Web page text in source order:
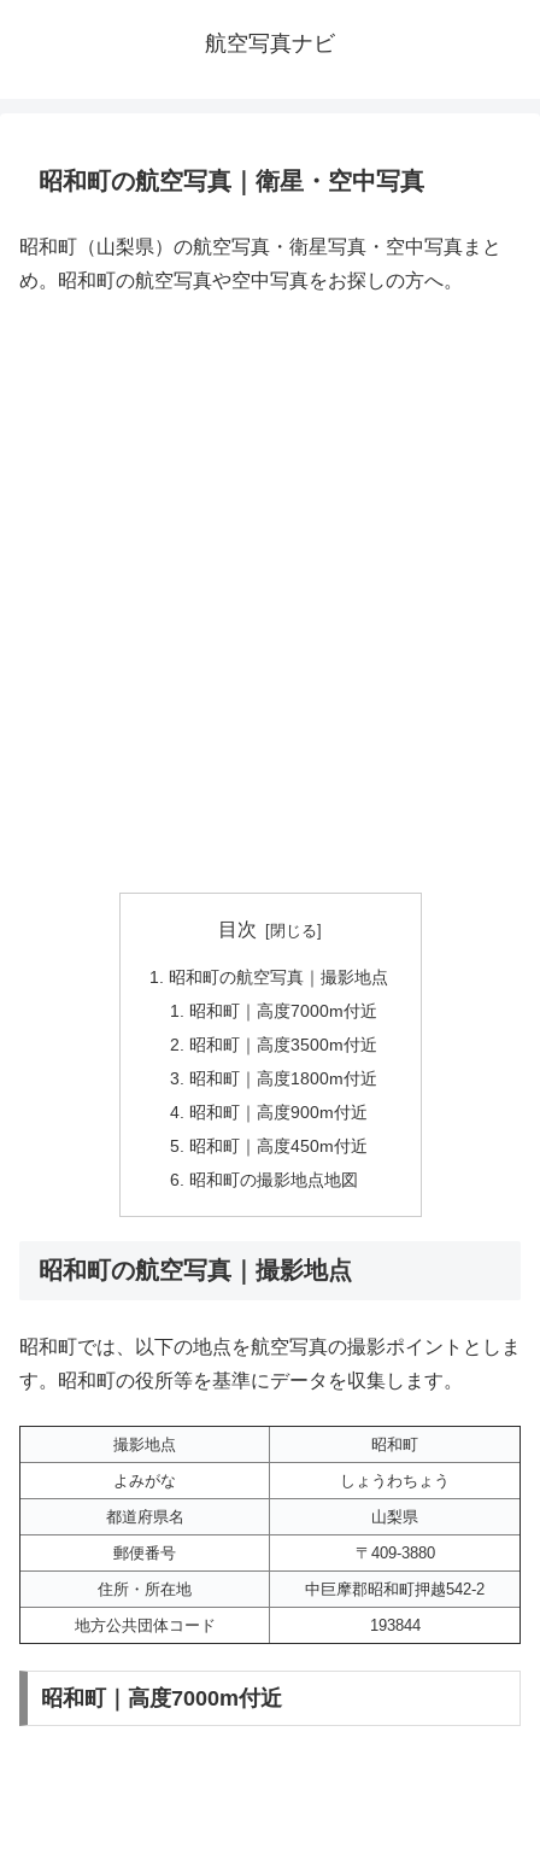
航空写真ナビ
昭和町の航空写真｜衛星・空中写真
昭和町（山梨県）の航空写真・衛星写真・空中写真まと
め。昭和町の航空写真や空中写真をお探しの方へ。
目次
昭和町の航空写真｜撮影地点
昭和町｜高度7000m付近
昭和町｜高度3500m付近
昭和町｜高度1800m付近
昭和町｜高度900m付近
昭和町｜高度450m付近
昭和町の撮影地点地図
昭和町の航空写真｜撮影地点
昭和町では、以下の地点を航空写真の撮影ポイントとしま
す。昭和町の役所等を基準にデータを収集します。
撮影地点
昭和町
よみがな
しょうわちょう
都道府県名
山梨県
郵便番号
〒409-3880
住所・所在地
中巨摩郡昭和町押越542-2
地方公共団体コード
193844
昭和町｜高度7000m付近